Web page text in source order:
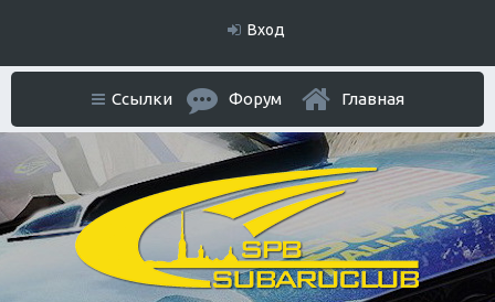
Вход
Ссылки Форум Главная